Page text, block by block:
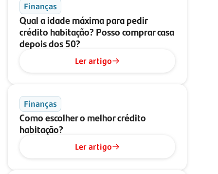
Finanças
Qual a idade máxima para pedir
crédito habitação? Posso comprar casa
depois dos 50?
Ler artigo
Finanças
Como escolher o melhor crédito
habitação?
Ler artigo